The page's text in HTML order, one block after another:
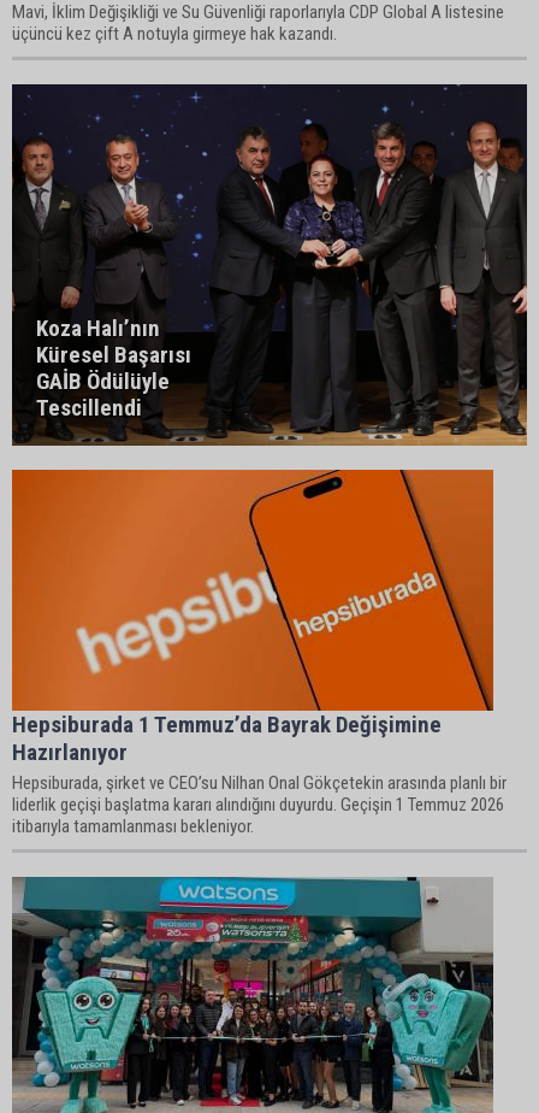
Mavi, İklim Değişikliği ve Su Güvenliği raporlarıyla CDP Global A listesine
üçüncü kez çift A notuyla girmeye hak kazandı.
Koza Halı’nın
Küresel Başarısı
GAİB Ödülüyle
Tescillendi
Hepsiburada 1 Temmuz’da Bayrak Değişimine
Hazırlanıyor
Hepsiburada, şirket ve CEO’su Nilhan Onal Gökçetekin arasında planlı bir
liderlik geçişi başlatma kararı alındığını duyurdu. Geçişin 1 Temmuz 2026
itibarıyla tamamlanması bekleniyor.